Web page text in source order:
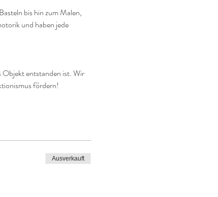
bis hin zum Malen,
und haben jede
Objekt entstanden ist. Wir
fördern!
Ausverkauft